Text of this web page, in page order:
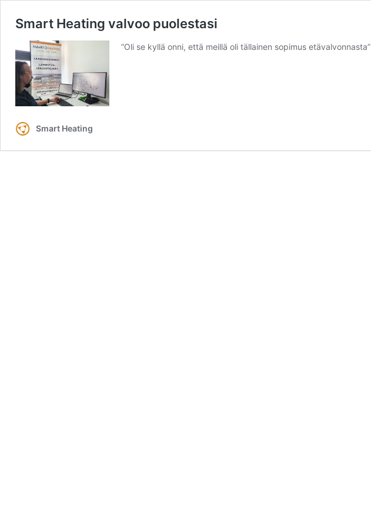
Smart Heating valvoo puolestasi
”Oli se kyllä onni, että meillä oli tällainen sopimus etävalvonnasta”
Smart Heating